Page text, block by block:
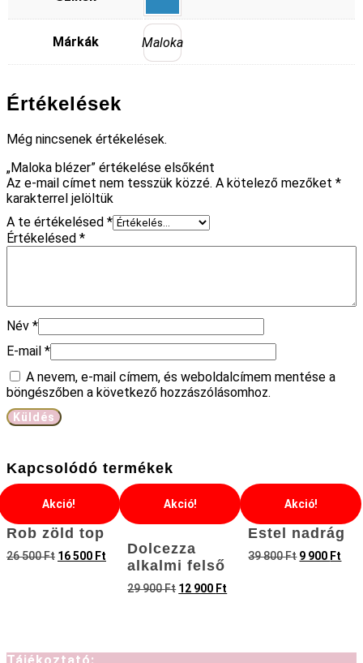
Márkák Maloka
Értékelések
Még nincsenek értékelések.
„Maloka blézer” értékelése elsőként
Az e-mail címet nem tesszük közzé. A kötelező mezőket *
karakterrel jelöltük
A te értékelésed *
Értékelésed *
Név *
E-mail *
A nevem, e-mail címem, és weboldalcímem mentése a
böngészőben a következő hozzászólásomhoz.
Kapcsolódó termékek
Akció!
Rob zöld top
26 500Ft 16 500 Ft
Akció!
Dolcezza
alkalmi felső
29 900Ft 12 900 Ft
Akció!
Estel nadrág
39 800Ft 9 900 Ft